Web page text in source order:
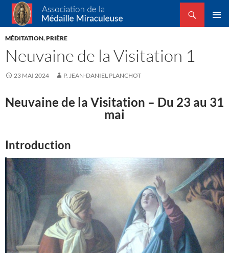
Association de la Médaille Miraculeuse
Recherche
ALLER
AU
MÉDITATION,PRIÈRE
Neuvaine de la Visitation 1
23 MAI 2024 P. JEAN-DANIEL PLANCHOT
Neuvaine de la Visitation – Du 23 au 31
mai
Introduction